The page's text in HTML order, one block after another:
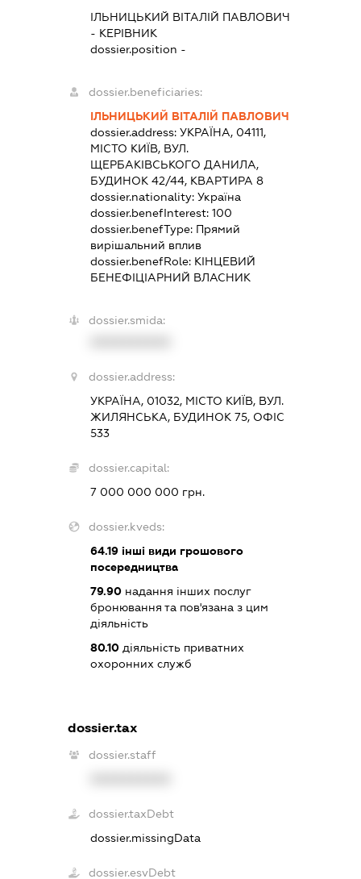
ІЛЬНИЦЬКИЙ ВІТАЛІЙ ПАВЛОВИЧ
- КЕРІВНИК
dossier.position -
dossier.beneficiaries:
ІЛЬНИЦЬКИЙ ВІТАЛІЙ ПАВЛОВИЧ
dossier.address: УКРАЇНА, 04111,
МІСТО КИЇВ, ВУЛ.
ЩЕРБАКІВСЬКОГО ДАНИЛА,
БУДИНОК 42/44, КВАРТИРА 8
dossier.nationality: Україна
dossier.benefInterest: 100
dossier.benefType: Прямий
вирішальний вплив
dossier.benefRole: КІНЦЕВИЙ
БЕНЕФІЦІАРНИЙ ВЛАСНИК
dossier.smida:
dossier.address:
УКРАЇНА, 01032, МІСТО КИЇВ, ВУЛ.
ЖИЛЯНСЬКА, БУДИНОК 75, ОФІС
533
dossier.capital:
7 000 000 000 грн.
dossier.kveds:
64.19інші види грошового
посередництва
79.90надання інших послуг
бронювання та пов'язана з цим
діяльність
80.10діяльність приватних
охоронних служб
dossier.tax
dossier.staff
dossier.taxDebt
dossier.missingData
dossier.esvDebt